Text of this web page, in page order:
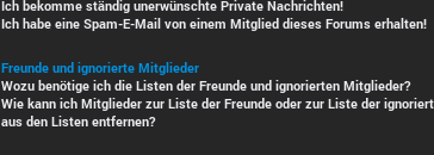
Ich bekomme ständig unerwünschte Private Nachrichten!
Ich habe eine Spam-E-Mail von einem Mitglied dieses Forums erhalten!
Freunde und ignorierte Mitglieder
Wozu benötige ich die Listen der Freunde und ignorierten Mitglieder?
Wie kann ich Mitglieder zur Liste der Freunde oder zur Liste der
aus den Listen entfernen?